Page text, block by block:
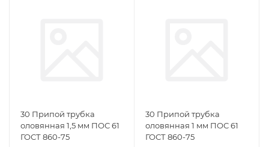
30 Припой трубка
оловянная 1,5 мм ПОС 61
ГОСТ 860-75
30 Припой трубка
оловянная 1 мм ПОС 61
ГОСТ 860-75